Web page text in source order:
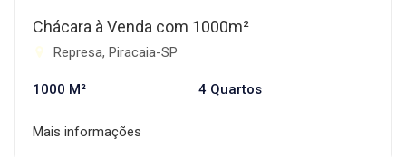
Chácara à Venda com 1000m²
Represa, Piracaia-SP
1000 M² 4 Quartos
Mais informações